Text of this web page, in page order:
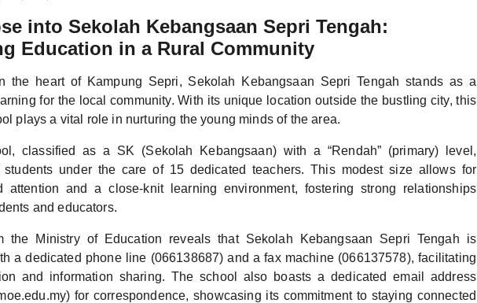
into Sekolah Kebangsaan Sepri Tengah:
Education in a Rural Community
the heart of Kampung Sepri, Sekolah Kebangsaan Sepri Tengah stands as a
for the local community. With its unique location outside the bustling city, this
plays a vital role in nurturing the young minds of the area.
classified as a SK (Sekolah Kebangsaan) with a “Rendah” (primary) level,
students under the care of 15 dedicated teachers. This modest size allows for
attention and a close-knit learning environment, fostering strong relationships
and educators.
the Ministry of Education reveals that Sekolah Kebangsaan Sepri Tengah is
a dedicated phone line (066138687) and a fax machine (066137578), facilitating
and information sharing. The school also boasts a dedicated email address
for correspondence, showcasing its commitment to staying connected